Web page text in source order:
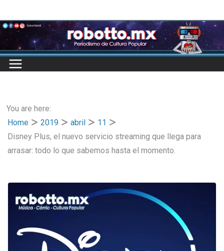
to
content
You are here:
Home
2019 abril
11
Disney Plus, el nuevo servicio streaming que llega para
arrasar: todo lo que sabemos hasta el momento.